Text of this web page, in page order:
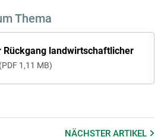
Thema
Rückgang landwirtschaftlicher
PDF 1,11 MB
NÄCHSTERARTIKEL